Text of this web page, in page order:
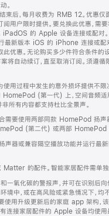
。
束后，每月收费为 RMB 12。优惠仅
用户限时提供。要兑换此优惠，需
iPadOS 的 Apple 设备连接或配对
最新版本 iOS 的 iPhone 连接或配
优惠。无论购买多少件符合条件的
将自动续订，直至取消订阅。须遵循
用过程中发生的意外损坏提供不限
(第一代) 上，空间音频适
所有内容都支持杜比全景声。
要使用两部同款 HomePod 扬声
(第二代) 或两部 HomePod (
器或兼容隔空播放功能并运行最新
的配件。智能家居配件需单独
一氧化碳的警报声，并可在识别后向
境中，或在高风险或紧急情况下，均
使用升级更新后的家庭 app 架构，
连接家居配件的 Apple 设备均使用